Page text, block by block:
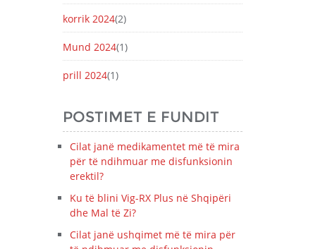
korrik 2024(2)
Mund 2024(1)
prill 2024(1)
POSTIMET E FUNDIT
Cilat janë medikamentet më të mira
për të ndihmuar me disfunksionin
erektil?
Ku të blini Vig-RX Plus në Shqipëri
dhe Mal të Zi?
Cilat janë ushqimet më të mira për